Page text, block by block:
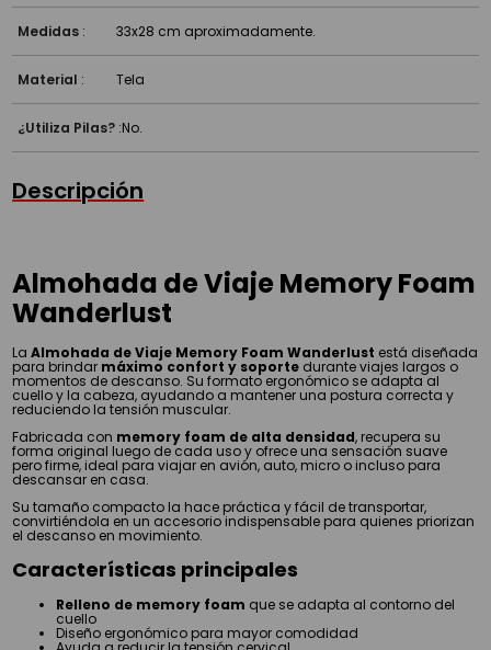
Medidas : 33x28 cm aproximadamente.
Material : Tela
¿Utiliza Pilas? :No.
Descripción
Almohada de Viaje Memory Foam
Wanderlust
LaAlmohada de Viaje Memory Foam Wanderlust está diseñada
para brindar máximo confort y soporte durante viajes largos o
momentos de descanso. Su formato ergonómico se adapta al
cuello y la cabeza, ayudando a mantener una postura correcta y
reduciendo la tensión muscular.
Fabricada con memory foam de alta densidad, recupera su
forma original luego de cada uso y ofrece una sensación suave
pero firme, ideal para viajar en avión, auto, micro o incluso para
descansar en casa.
Su tamaño compacto la hace práctica y fácil de transportar,
convirtiéndola en un accesorio indispensable para quienes priorizan
el descanso en movimiento.
Características principales
Relleno de memory foam que se adapta al contorno del
cuello
Diseño ergonómico para mayor comodidad